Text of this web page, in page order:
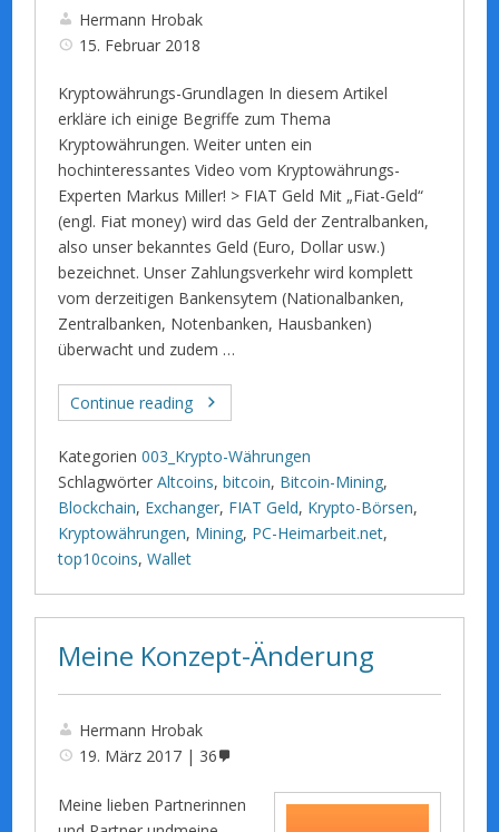
Hermann Hrobak
15. Februar 2018
Kryptowährungs-Grundlagen In diesem Artikel
erkläre ich einige Begriffe zum Thema
Kryptowährungen. Weiter unten ein
hochinteressantes Video vom Kryptowährungs-
Experten Markus Miller! > FIAT Geld Mit „Fiat-Geld“
(engl. Fiat money) wird das Geld der Zentralbanken,
also unser bekanntes Geld (Euro, Dollar usw.)
bezeichnet. Unser Zahlungsverkehr wird komplett
vom derzeitigen Bankensytem (Nationalbanken,
Zentralbanken, Notenbanken, Hausbanken)
überwacht und zudem …
Continue reading
Kategorien 003_Krypto-Währungen
Schlagwörter Altcoins,bitcoin, Bitcoin-Mining,
Blockchain, Exchanger, FIAT Geld, Krypto-Börsen,
Kryptowährungen, Mining, PC-Heimarbeit.net,
top10coins,Wallet
Meine Konzept-Änderung
Hermann Hrobak
19. März 2017
36
Meine lieben Partnerinnen